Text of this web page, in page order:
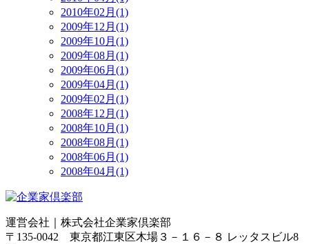
2010年02月(1)
2009年12月(1)
2009年10月(1)
2009年08月(1)
2009年06月(1)
2009年04月(1)
2009年02月(1)
2008年12月(1)
2008年10月(1)
2008年08月(1)
2008年06月(1)
2008年04月(1)
運営会社｜ 株式会社企業家倶楽部
〒135-0042 東京都江東区木場３－１６－８ レッタスビル8